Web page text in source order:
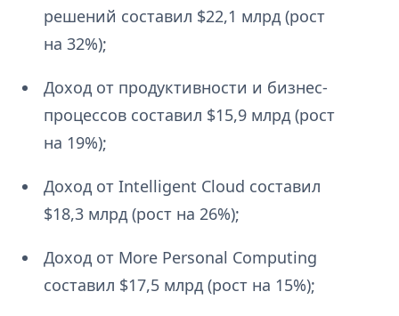
решений составил $22,1 млрд (рост
на 32%);
Доход от продуктивности и бизнес-
процессов составил $15,9 млрд (рост
на 19%);
Доход от Intelligent Cloud составил
$18,3 млрд (рост на 26%);
Доход от More Personal Computing
составил $17,5 млрд (рост на 15%);